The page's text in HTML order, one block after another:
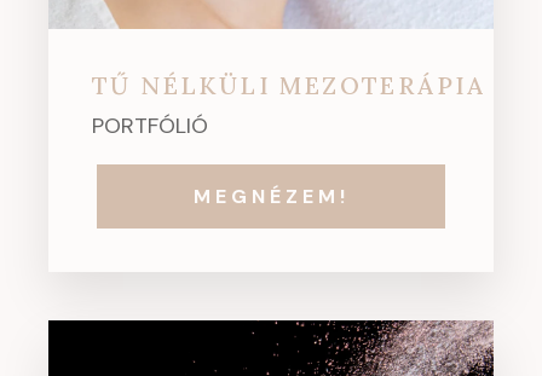
TŰ NÉLKÜLI MEZOTERÁPIA
PORTFÓLIÓ
MEGNÉZEM!